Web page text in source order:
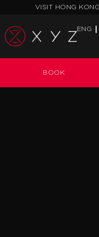
主
要
VISIT HONG
ENG
BOOK